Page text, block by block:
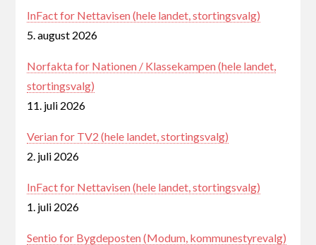
InFact for Nettavisen (hele landet, stortingsvalg)
5. august 2026
Norfakta for Nationen / Klassekampen (hele landet,
stortingsvalg)
11. juli 2026
Verian for TV2 (hele landet, stortingsvalg)
2. juli 2026
InFact for Nettavisen (hele landet, stortingsvalg)
1. juli 2026
Sentio for Bygdeposten (Modum, kommunestyrevalg)